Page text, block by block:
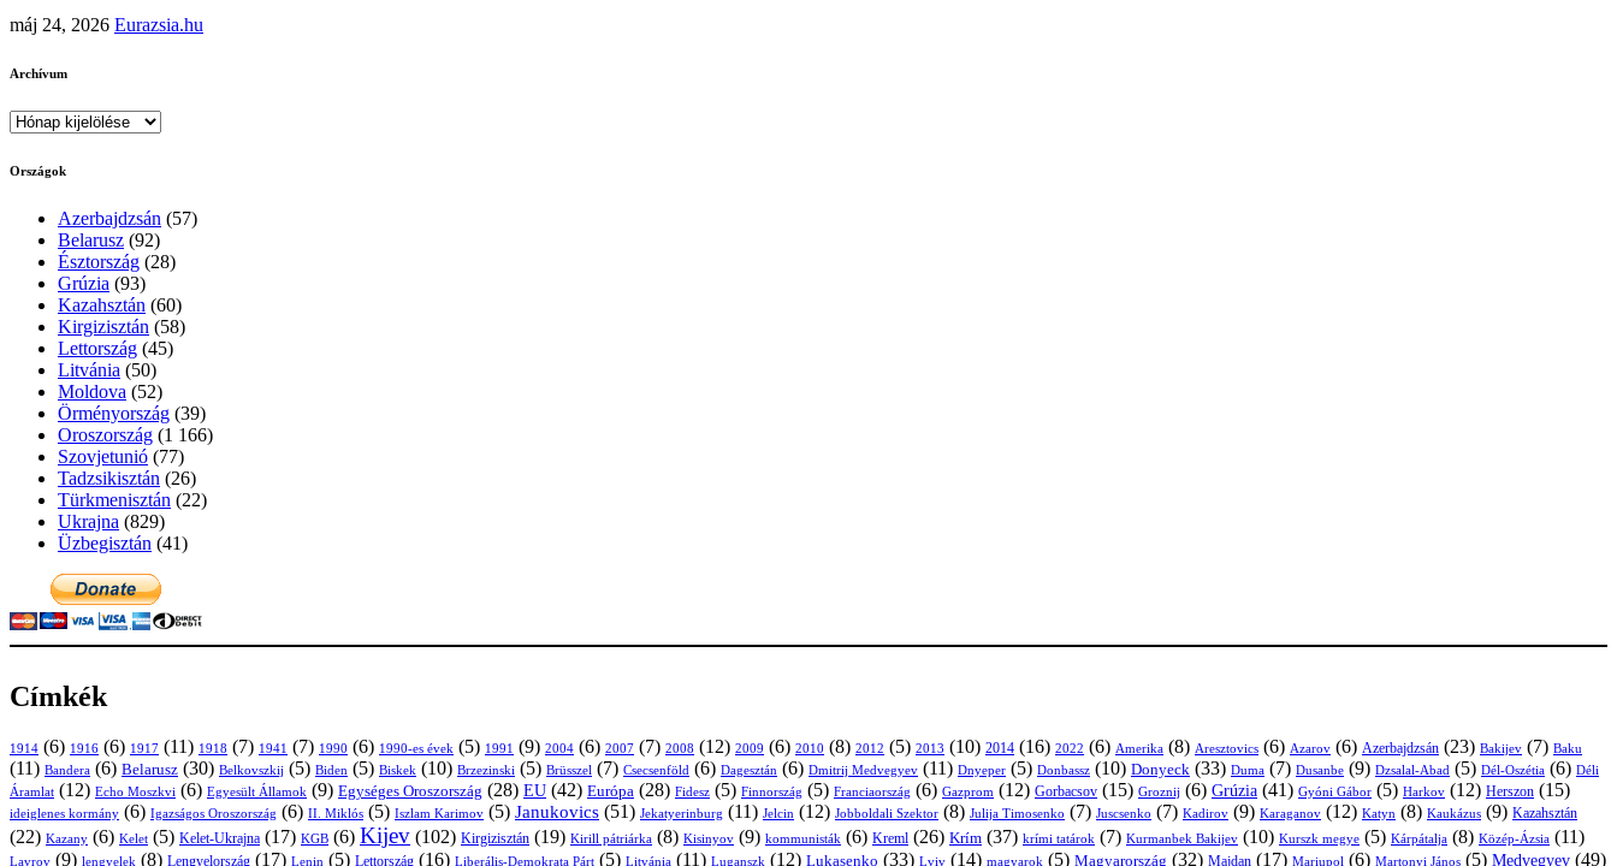
máj 24, 2026 Eurazsia.hu
Archívum
Archívum
Országok
Azerbajdzsán (57)
Belarusz (92)
Észtország (28)
Grúzia (93)
Kazahsztán (60)
Kirgizisztán (58)
Lettország (45)
Litvánia (50)
Moldova (52)
Örményország (39)
Oroszország (1 166)
Szovjetunió (77)
Tadzsikisztán (26)
Türkmenisztán (22)
Ukrajna (829)
Üzbegisztán (41)
Címkék
1914 (6) 1916 (6) 1917 (11) 1918 (7) 1941 (7) 1990 (6) 1990-es évek (5) 1991 (9) 2004 (6) 2007 (7) 2008 (12) 2009 (6) 2010 (8) 2012 (5) 2013 (10) 2014 (16) 2022 (6) Amerika (8) Aresztovics (6) Azarov (6) Azerbajdzsán (23) Bakijev (7) Baku
(11) Bandera (6) Belarusz (30) Belkovszkij (5) Biden (5) Biskek (10) Brzezinski (5) Brüsszel (7) Csecsenföld (6) Dagesztán (6) Dmitrij Medvegyev (11) Dnyeper (5) Donbassz (10) Donyeck (33) Duma (7) Dusanbe (9) Dzsalal-Abad (5) Dél-Oszétia (6) Déli
Áramlat (12) Echo Moszkvi (6) Egyesült Államok (9) Egységes Oroszország (28) EU (42) Európa (28) Fidesz (5) Finnország (5) Franciaország (6) Gazprom (12) Gorbacsov (15) Groznij (6) Grúzia (41) Gyóni Gábor (5) Harkov (12) Herszon (15)
ideiglenes kormány (6) Igazságos Oroszország (6) II. Miklós (5) Iszlam Karimov (5) Janukovics (51) Jekatyerinburg (11) Jelcin (12) Jobboldali Szektor (8) Julija Timosenko (7) Juscsenko (7) Kadirov (9) Karaganov (12) Katyn (8) Kaukázus (9) Kazahsztán
(22) Kazany (6) Kelet (5) Kelet-Ukrajna (17) KGB (6) Kijev (102) Kirgizisztán (19) Kirill pátriárka (8) Kisinyov (9) kommunisták (6) Kreml (26) Krím (37) krími tatárok (7) Kurmanbek Bakijev (10) Kurszk megye (5) Kárpátalja (8) Közép-Ázsia (11)
Lavrov (9) lengyelek (8) Lengyelország (17) Lenin (5) Lettország (16) Liberális-Demokrata Párt (5) Litvánia (11) Luganszk (12) Lukasenko (33) Lviv (14) magyarok (5) Magyarország (32) Majdan (17) Mariupol (6) Martonyi János (5) Medvegyev (49)